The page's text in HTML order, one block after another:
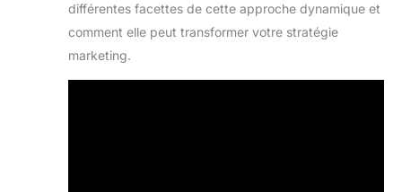
différentes facettes de cette approche dynamique et
comment elle peut transformer votre stratégie
marketing.